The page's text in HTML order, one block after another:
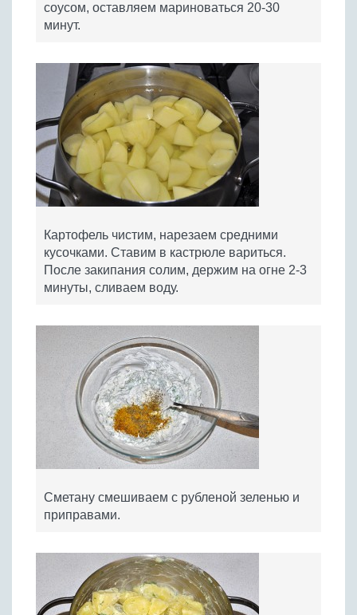
соусом, оставляем мариноваться 20-30
минут.
Картофель чистим, нарезаем средними
кусочками. Ставим в кастрюле вариться.
После закипания солим, держим на огне 2-3
минуты, сливаем воду.
Сметану смешиваем с рубленой зеленью и
приправами.